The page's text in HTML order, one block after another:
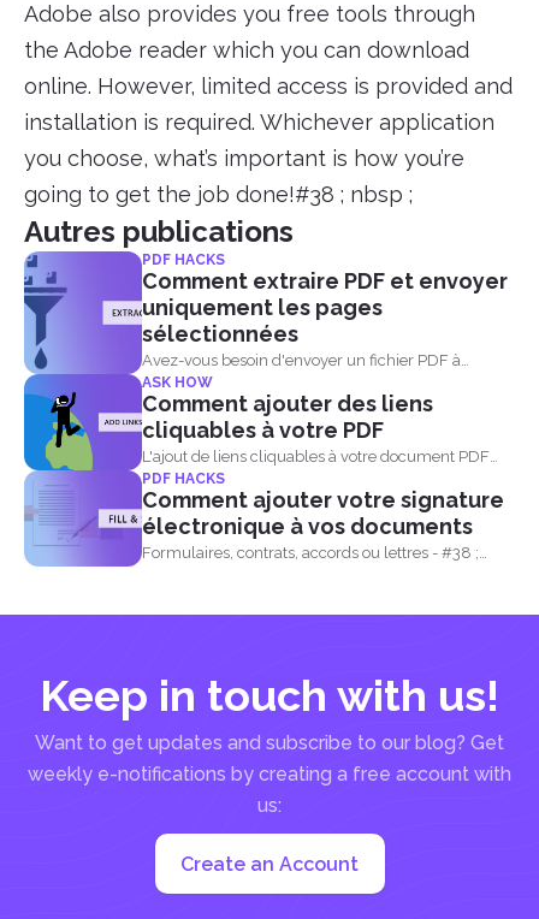
Adobe also provides you free tools through
the Adobe reader which you can download
online. However, limited access is provided and
installation is required. Whichever application
you choose, what’s important is how you’re
going to get the job done!#38 ; nbsp ;
Autres publications
PDF HACKS
Comment extraire PDF et envoyer
uniquement les pages
sélectionnées
Avez-vous besoin d'envoyer un fichier PDF à
quelqu'un mais il contient...
ASK HOW
Comment ajouter des liens
cliquables à votre PDF
L'ajout de liens cliquables à votre document PDF
permettra aux lecteurs...
PDF HACKS
Comment ajouter votre signature
électronique à vos documents
Formulaires, contrats, accords ou lettres - #38 ;
Keep in touch with us!
Want to get updates and subscribe to our blog? Get
weekly e-notifications by creating a free account with
us:
Create an Account